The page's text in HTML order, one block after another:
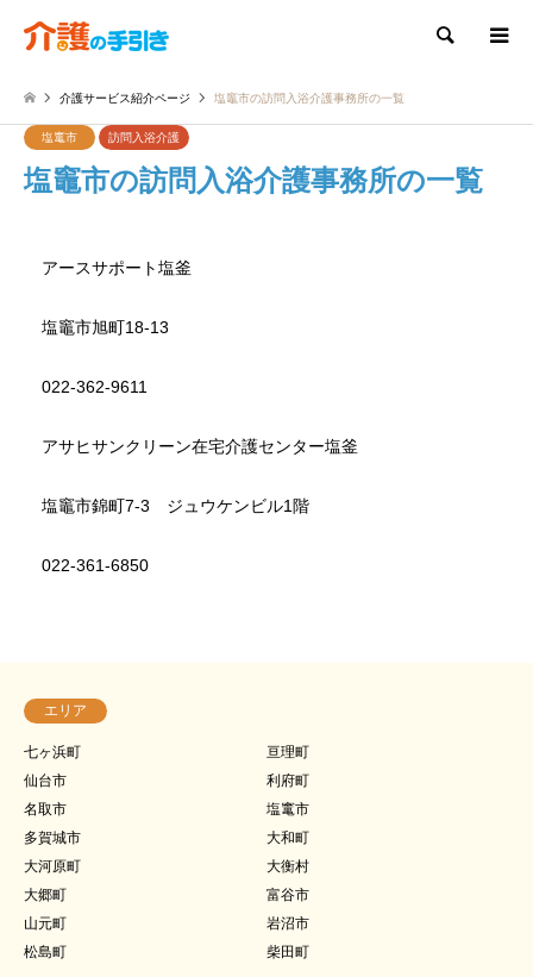
検索
介護サービス紹介ページ 塩竈市の訪問入浴介護事務所の一覧
塩竃市 訪問入浴介護
塩竈市の訪問入浴介護事務所の一覧
アースサポート塩釜
塩竈市旭町18-13
022-362-9611
アサヒサンクリーン在宅介護センター塩釜
塩竈市錦町7-3 ジュウケンビル1階
022-361-6850
エリア
七ヶ浜町
亘理町
仙台市
利府町
名取市
塩竃市
多賀城市
大和町
大河原町
大衡村
大郷町
富谷市
山元町
岩沼市
松島町
柴田町